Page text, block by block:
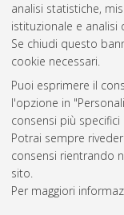
analisi statistiche,
istituzionale e
Se chiudi questo
cookie necessari.
Puoi esprimere il
l'opzione in
consensi più
Potrai sempre
consensi rientrando
sito.
Per maggiori
Atom
Rss 1.0
Rss 2.0
AMS Laurea